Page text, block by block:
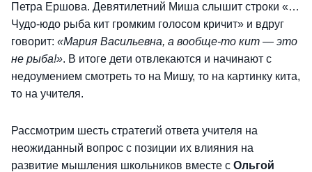
Петра Ершова. Девятилетний Миша слышит строки «…
Чудо-юдо рыба кит громким голосом кричит» и вдруг
говорит: «Мария Васильевна, а вообще-то кит — это
не рыба!». В итоге дети отвлекаются и начинают с
недоумением смотреть то на Мишу, то на картинку кита,
то на учителя.
Рассмотрим шесть стратегий ответа учителя на
неожиданный вопрос с позиции их влияния на
развитие мышления школьников вместе с Ольгой